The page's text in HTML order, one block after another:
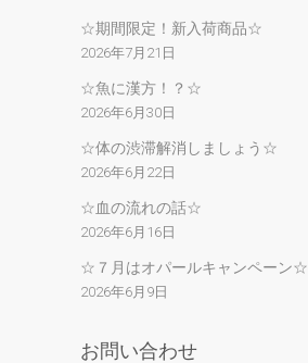
☆期間限定！新入荷商品☆
2026年7月21日
☆魚に漢方！？☆
2026年6月30日
☆体の渋滞解消しましょう☆
2026年6月22日
☆血の流れの話☆
2026年6月16日
☆７月はオパールキャンペーン☆
2026年6月9日
お問い合わせ